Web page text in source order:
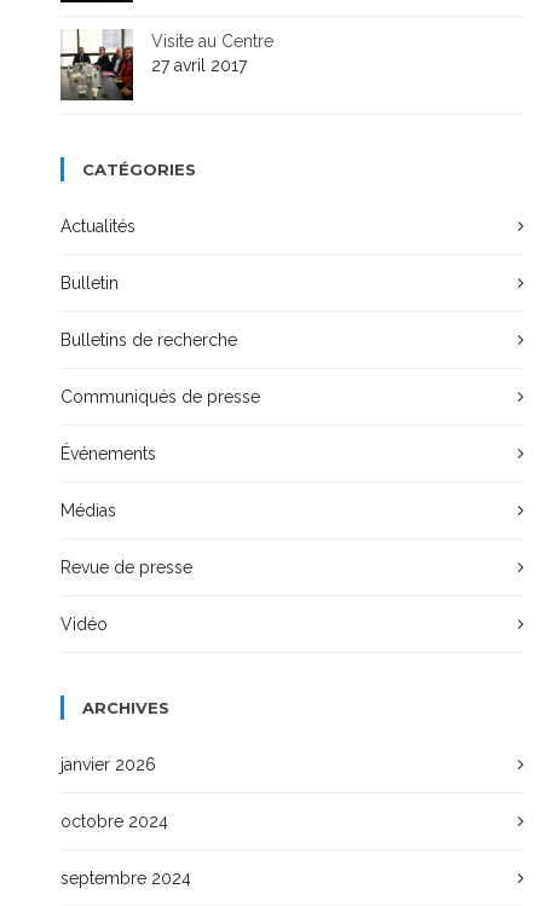
Visite au Centre
27 avril 2017
CATÉGORIES
Actualités
Bulletin
Bulletins de recherche
Communiqués de presse
Événements
Médias
Revue de presse
Vidéo
ARCHIVES
janvier 2026
octobre 2024
septembre 2024